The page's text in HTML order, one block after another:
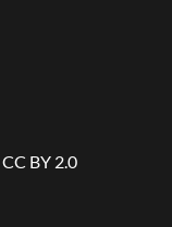
CC BY 2.0